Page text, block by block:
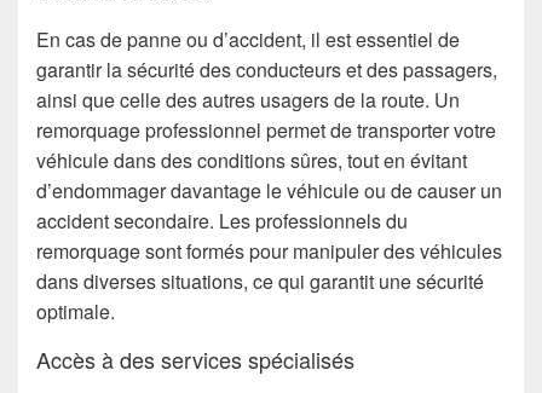
En cas de panne ou d’accident, il est essentiel de
garantir la sécurité des conducteurs et des passagers,
ainsi que celle des autres usagers de la route. Un
remorquage professionnel permet de transporter votre
véhicule dans des conditions sûres, tout en évitant
d’endommager davantage le véhicule ou de causer un
accident secondaire. Les professionnels du
remorquage sont formés pour manipuler des véhicules
dans diverses situations, ce qui garantit une sécurité
optimale.
Accès à des services spécialisés